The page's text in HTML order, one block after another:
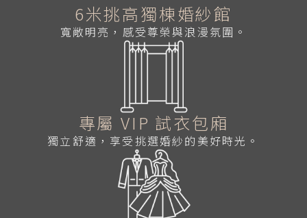
6米挑高獨棟婚紗館
寬敞明亮，感受尊榮與浪漫氛圍。
專屬 VIP 試衣包廂
獨立舒適，享受挑選婚紗的美好時光。